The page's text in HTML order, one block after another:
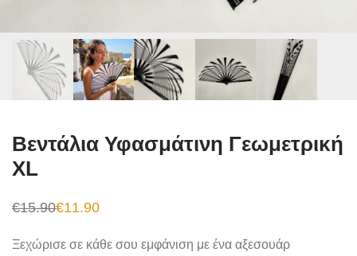
Βεντάλια Υφασμάτινη Γεωμετρική
XL
€15.90
Original
€15.90.
€11.90
Η
είναι:
Ξεχώρισε σε κάθε σου εμφάνιση με ένα αξεσουάρ